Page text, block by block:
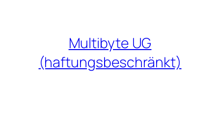
Multibyte UG
(haftungsbeschränkt)